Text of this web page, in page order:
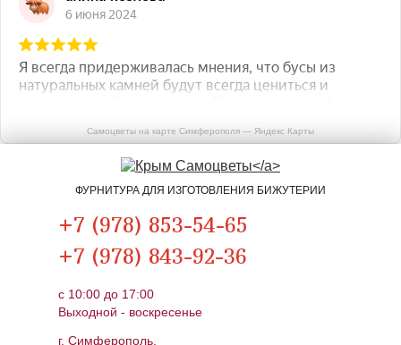
Самоцветы на карте Симферополя — Яндекс Карты
ФУРНИТУРА ДЛЯ ИЗГОТОВЛЕНИЯ БИЖУТЕРИИ
+7 (978) 853-54-65
+7 (978) 843-92-36
c 10:00 до 17:00
Выходной - воскресенье
г. Симферополь,